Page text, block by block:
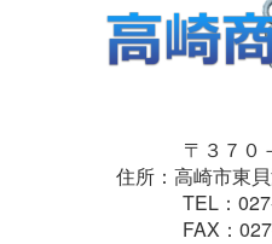
〒３７０
住所：高崎市東
TEL：
FAX：